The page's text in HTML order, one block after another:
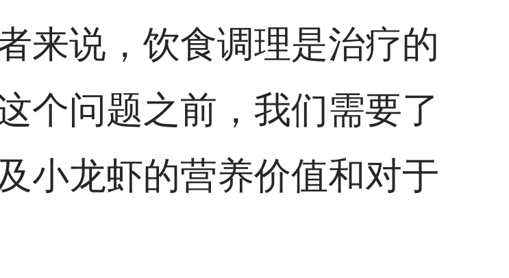
来说，饮食调理是治疗的
个问题之前，我们需要了
小龙虾的营养价值和对于